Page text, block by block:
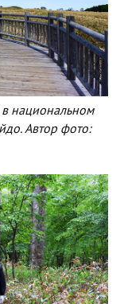
национальном
Автор фото: